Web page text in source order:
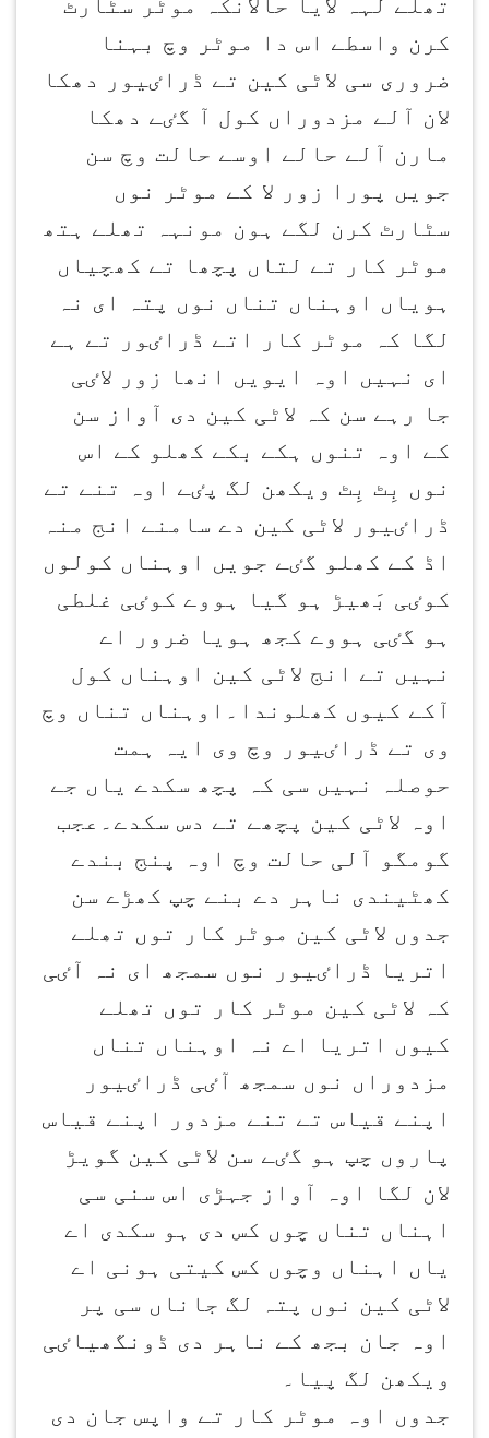
تھلے لہہ لایا حالانکہ موٹر سٹارٹ
کرن واسطے اس دا موٹر وچ بہنا
ضروری سی لاٹی کین تے ڈراٸیور دھکا
لان آلے مزدوراں کول آ گٸے دھکا
مارن آلے حالے اوسے حالت وچ سن
جویں پورا زور لا کے موٹر نوں
سٹارٹ کرن لگے ہون مونہہ تھلے ہتھ
موٹر کار تے لتاں پچھا تے کھچیاں
ہویاں اوہناں تناں نوں پتہ ای نہ
لگا کہ موٹر کار اتے ڈراٸور تے ہے
ای نہیں اوہ ایویں انھا زور لاٸی
جا رہے سن کہ لاٹی کین دی آواز سن
کے اوہ تنوں ہکے بکے کھلو کے اس
نوں بِٹ بِٹ ویکھن لگ پٸے اوہ تنے تے
ڈراٸیور لاٹی کین دے سامنے انج منہ
اڈ کے کھلو گٸے جویں اوہناں کولوں
کوٸی بَھیڑ ہو گیا ہووے کوٸی غلطی
ہو گٸی ہووے کجھ ہویا ضرور اے
نہیں تے انج لاٹی کین اوہناں کول
آکے کیوں کھلوندا۔اوہناں تناں وچ
وی تے ڈراٸیور وچ وی ایہ ہمت
حوصلہ نہیں سی کہ پچھ سکدے یاں جے
اوہ لاٹی کین پچھے تے دس سکدے۔عجب
گومگو آلی حالت وچ اوہ پنج بندے
کھٹیندی ناہر دے بنے چپ کھڑے سن
جدوں لاٹی کین موٹر کار توں تھلے
اتریا ڈراٸیور نوں سمجھ ای نہ آٸی
کہ لاٹی کین موٹر کار توں تھلے
کیوں اتریا اے نہ اوہناں تناں
مزدوراں نوں سمجھ آٸی ڈراٸیور
اپنے قیاس تے تنے مزدور اپنے قیاس
پاروں چپ ہو گٸے سن لاٹی کین گویڑ
لان لگا اوہ آواز جہڑی اس سنی سی
اہناں تناں چوں کس دی ہو سکدی اے
یاں اہناں وچوں کس کیتی ہونی اے
لاٹی کین نوں پتہ لگ جاناں سی پر
اوہ جان بجھ کے ناہر دی ڈونگھیاٸی
ویکھن لگ پیا۔
جدوں اوہ موٹر کار تے واپس جان دی